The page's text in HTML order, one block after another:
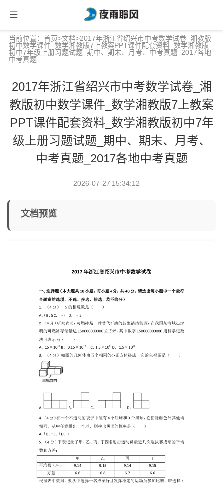
当前位置： 首页>文档>2017年浙江省绍兴市中考数学试卷_湘教版
初中数学课件_数学湘教版7上教案PPT课件配套资料_数学湘教版
初中7年级上册习题试题_期中、期末、月考、中考真题_2017各地
中考真题
2017年浙江省绍兴市中考数学试卷_湘
教版初中数学课件_数学湘教版7上教案
PPT课件配套资料_数学湘教版初中7年
级上册习题试题_期中、期末、月考、
中考真题_2017各地中考真题
2026-07-27 15:34:12
文档预览